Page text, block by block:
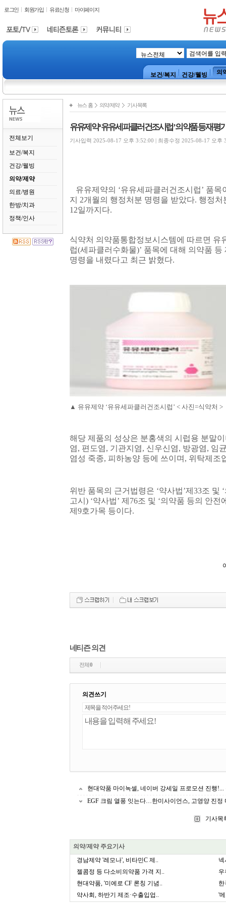
로그인 회원가입 유료신청 마이페이지
보건/복지 건강/웰빙 의
전체보기
보건/복지
건강/웰빙
의약/제약
의료/병원
한방/치과
정책/인사
뉴스 홈 의약/제약 기사목록
유유제약 ‘유유세파클러건조시럽’ 의약품 등 재평
기사입력 2025-08-17 오후 3:52:00 | 최종수정 2025-08-17 오후
유유제약의 ‘유유세파클러건조시럽’ 품목
지 2개월의 행정처분 명령을 받았다. 행정처
12일까지다.
식약처 의약품통합정보시스템에 따르면 유
럽(세파클러수화물)’ 품목에 대해 의약품 등
명령을 내렸다고 최근 밝혔다.
▲ 유유제약 ‘유유세파클러건조시럽 ’ < 사진=식약처 >
해당 제품의 성상은 분홍색의 시럽용 분말
염, 편도염, 기관지염, 신우신염, 방광염, 임
염성 죽종, 피하농양 등에 쓰이며 , 위탁제조
위반 품목의 근거법령은 ‘약사법’제 33조 및 ‘
고시 ) ‘약사법’ 제 76조 및 ‘의약품 등의 안전
제 9호가목 등이다.
네티즌 의견
전체0
의견쓰기
현대약품 마이녹셀, 네이버 강세일 프로모션 진행
EGF 크림 열풍 잇는다…한미사이언스, 고영양 진정
기사목
의약/제약 주요기사
경남제약 '레모나', 비타민C 제..
넥
젤콤정 등 다소비의약품 가격 지..
우
현대약품, '미에로 CF 론칭 기념..
한
약사회, 하반기 제조·수출입업..
'